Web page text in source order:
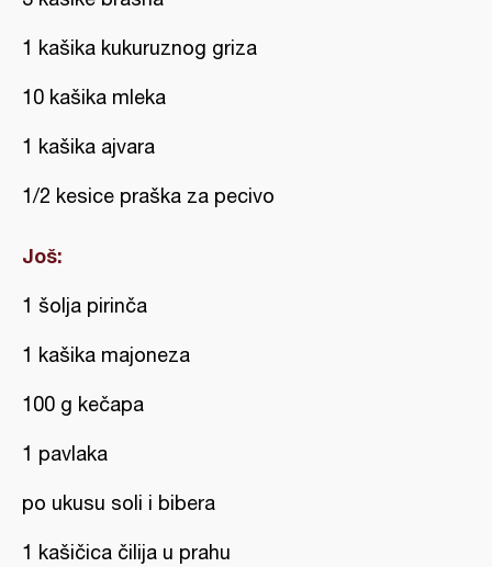
1 kašika kukuruznog griza
10 kašika mleka
1 kašika ajvara
1/2 kesice praška za pecivo
Još:
1 šolja pirinča
1 kašika majoneza
100 g kečapa
1 pavlaka
po ukusu soli i bibera
1 kašičica čilija u prahu